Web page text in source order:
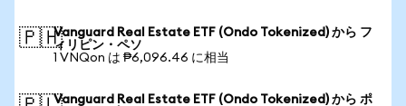
🇵🇭Vanguard Real Estate ETF (Ondo Tokenized) から フ
ィリピン・ペソ
1 VNQon は ₱6,096.46 に相当
Vanguard Real Estate ETF (Ondo Tokenized) から ポ